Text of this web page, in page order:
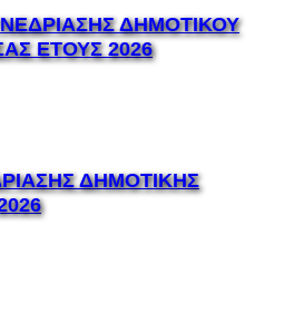
ΔΗΜΟΤΙΚΟΥ
ΕΤΟΥΣ 2026
ΔΗΜΟΤΙΚΗΣ